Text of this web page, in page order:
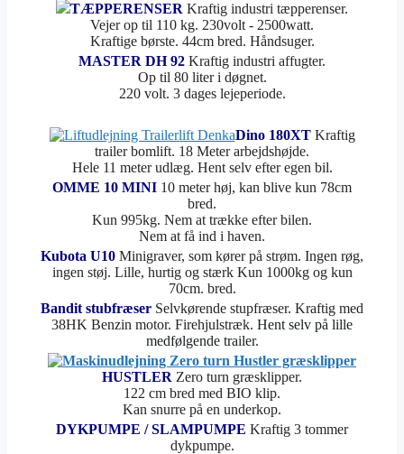
TÆPPERENSER Kraftig industri tæpperenser.
Vejer op til 110 kg. 230volt - 2500watt.
Kraftige børste. 44cm bred. Håndsuger.
MASTER DH 92 Kraftig industri affugter.
Op til 80 liter i døgnet.
220 volt. 3 dages lejeperiode.
Dino 180XT Kraftig
trailer bomlift. 18 Meter arbejdshøjde.
Hele 11 meter udlæg. Hent selv efter egen bil.
OMME 10 MINI 10 meter høj, kan blive kun 78cm
bred.
Kun 995kg. Nem at trække efter bilen.
Nem at få ind i haven.
Kubota U10 Minigraver, som kører på strøm. Ingen røg,
ingen støj. Lille, hurtig og stærk Kun 1000kg og kun
70cm. bred.
Bandit stubfræser Selvkørende stupfræser. Kraftig med
38HK Benzin motor. Firehjulstræk. Hent selv på lille
medfølgende trailer.
HUSTLER Zero turn græsklipper.
122 cm bred med BIO klip.
Kan snurre på en underkop.
DYKPUMPE / SLAMPUMPE Kraftig 3 tommer
dykpumpe.